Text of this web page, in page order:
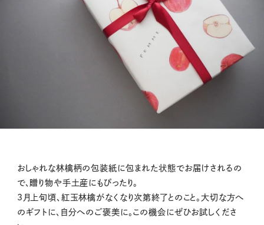
おしゃれな林檎柄の包装紙に包まれた状態でお届けされるの
で、贈り物や手土産にもぴったり。
3月上旬頃、紅玉林檎がなくなり次第終了とのこと。大切な方へ
のギフトに、自分へのご褒美に。この機会にぜひお試しくださ